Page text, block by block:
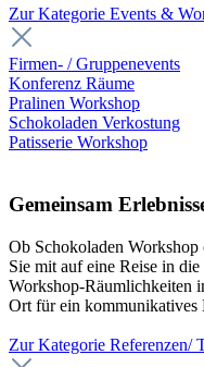
Zur Kategorie Events &
Firmen- / Gruppenevents
Konferenz Räume
Pralinen Workshop
Schokoladen Verkostung
Patisserie Workshop
Gemeinsam
Ob Schokoladen
Sie mit auf eine Reise in
Workshop-Räumlichkeiten
Ort für ein kommunikatives
Zur Kategorie Referenzen/